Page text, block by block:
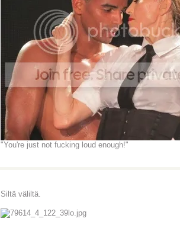
"You're just not fucking loud enough!"
Siltä väliltä.